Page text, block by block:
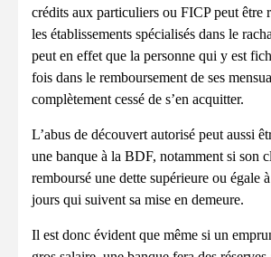
crédits aux particuliers ou FICP peut être
les établissements spécialisés dans le
peut en effet que la personne qui y est
fois dans le remboursement de ses
complètement cessé de s’en acquitter.
L’abus de découvert autorisé peut aussi
une banque à la BDF, notamment si son
remboursé une dette supérieure ou égale
jours qui suivent sa mise en demeure.
Il est donc évident que même si un